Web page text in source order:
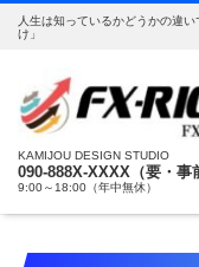
人生は知っているかどうかの違
け」
KAMIJOU DESIGN STUDIO
090-888X-XXXX（要・事
9:00～18:00（年中無休）